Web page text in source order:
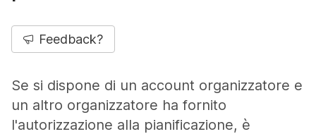
Feedback?
Se si dispone di un account organizzatore e
un altro organizzatore ha fornito
l'autorizzazione alla pianificazione, è